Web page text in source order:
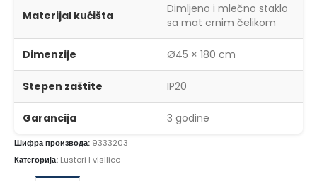
Materijal kućišta
Dimljeno i mlečno staklo
sa mat crnim čelikom
Dimenzije Ø45 × 180 cm
Stepen zaštite IP20
Garancija 3 godine
Шифра производа: 9333203
Категорија: Lusteri I visilice